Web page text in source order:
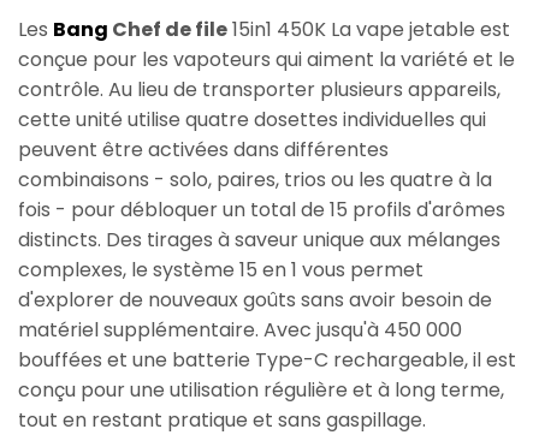
Les Bang Chef de file15in1 450K La vape jetable est
conçue pour les vapoteurs qui aiment la variété et le
contrôle. Au lieu de transporter plusieurs appareils,
cette unité utilise quatre dosettes individuelles qui
peuvent être activées dans différentes
combinaisons - solo, paires, trios ou les quatre à la
fois - pour débloquer un total de 15 profils d'arômes
distincts. Des tirages à saveur unique aux mélanges
complexes, le système 15 en 1 vous permet
d'explorer de nouveaux goûts sans avoir besoin de
matériel supplémentaire. Avec jusqu'à 450 000
bouffées et une batterie Type-C rechargeable, il est
conçu pour une utilisation régulière et à long terme,
tout en restant pratique et sans gaspillage.